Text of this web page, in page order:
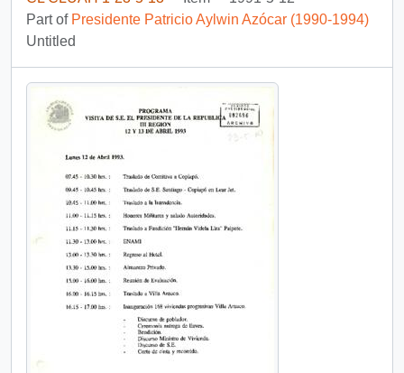
Part of Presidente Patricio Aylwin Azócar (1990-1994)
Untitled